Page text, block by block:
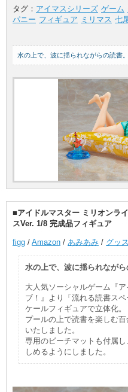
タグ： アイマスシリーズ ゲーム
パニー フィギュア ミリマス 七
水の上で、波に揺られながらの読書
■アイドルマスター ミリオンラ
スVer. 1/8 完成品フィギュア
figg / Amazon / あみあみ / グッ
水の上で、波に揺られながら
大人気ソーシャルゲーム『
ブ！』より「流れる読書ス
ケールフィギュアで立体化。
プールの上で読書を楽しむ
いたしました。
専用のビーチマットも付属
しめるようにしました。